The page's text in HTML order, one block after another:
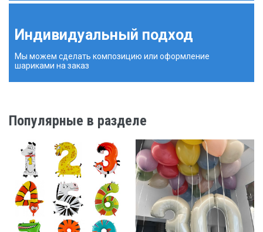
Индивидуальный подход
Мы можем сделать композицию или оформление
шариками на заказ
Популярные в разделе